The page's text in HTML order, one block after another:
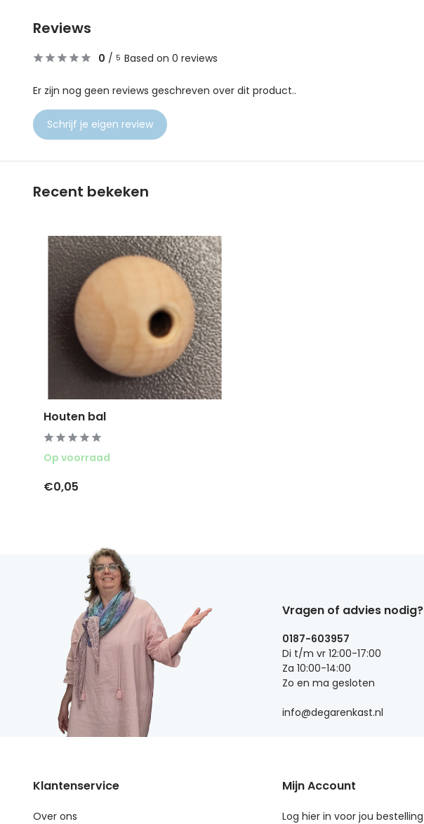
Reviews
0 / 5 Based on 0 reviews
Er zijn nog geen reviews geschreven over dit product..
Schrijf je eigen review
Recent bekeken
Houten bal
Op voorraad
€0,05
Vragen of advies nodig?
0187-603957
Di t/m vr 12:00-17:00
Za 10:00-14:00
Zo en ma gesloten
info@degarenkast.nl
Klantenservice
Over ons
Mijn Account
Log hier in voor jou bestelling